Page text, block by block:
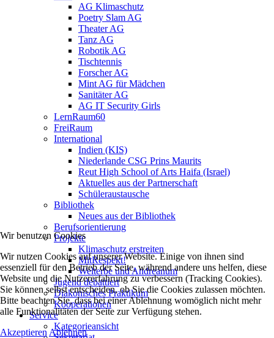
AG Klimaschutz
Poetry Slam AG
Theater AG
Tanz AG
Robotik AG
Tischtennis
Forscher AG
Mint AG für Mädchen
Sanitäter AG
AG IT Security Girls
LernRaum60
FreiRaum
International
Indien (KIS)
Niederlande CSG Prins Maurits
Reut High School of Arts Haifa (Israel)
Aktuelles aus der Partnerschaft
Schüleraustausche
Bibliothek
Neues aus der Bibliothek
Berufsorientierung
Projekte
Klimaschutz erstreiten
MitRespekt!
Welterbe und Andreanum
Jugend debattiert
Diakonisches Praktikum
Kooperationen
Service
Kategorieansicht
Wir benutzen Cookies
Wir nutzen Cookies auf unserer Website. Einige von ihnen sind
essenziell für den Betrieb der Seite, während andere uns helfen, diese
Website und die Nutzererfahrung zu verbessern (Tracking Cookies).
Sie können selbst entscheiden, ob Sie die Cookies zulassen möchten.
Bitte beachten Sie, dass bei einer Ablehnung womöglich nicht mehr
alle Funktionalitäten der Seite zur Verfügung stehen.
Akzeptieren Ablehnen